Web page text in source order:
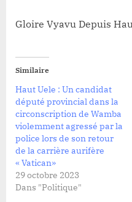
Gloire Vyavu Depuis
Similaire
Haut Uele : Un candidat
député provincial dans la
circonscription de Wamba
violemment agressé par la
police lors de son retour
de la carrière aurifère
« Vatican»
29 octobre 2023
Dans "Politique"